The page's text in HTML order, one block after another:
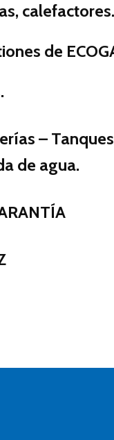
calefactores.
de
–
de agua.